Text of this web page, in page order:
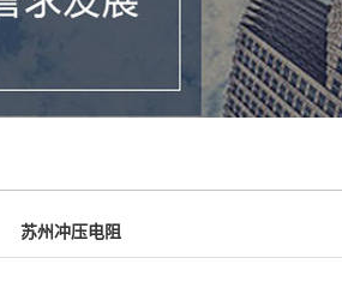
苏州冲压电阻